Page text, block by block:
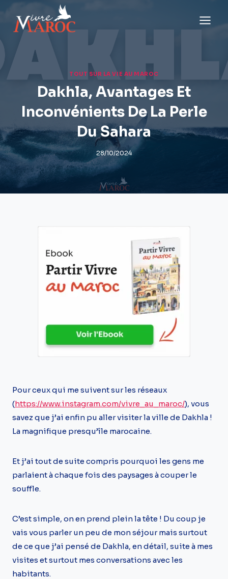
contenu
TOUT SUR LA VIE AU MAROC
Dakhla, Avantages Et
Inconvénients De La Perle
Du Sahara
28/10/2024
Pour ceux qui me suivent sur les réseaux
(https://www.instagram.com/vivre_au_maroc/), vous
savez que j’ai enfin pu aller visiter la ville de Dakhla !
La magnifique presqu’île marocaine.
Et j’ai tout de suite compris pourquoi les gens me
parlaient à chaque fois des paysages à couper le
souffle.
C’est simple, on en prend plein la tête ! Du coup je
vais vous parler un peu de mon séjour mais surtout
de ce que j’ai pensé de Dakhla, en détail, suite à mes
visites et surtout mes conversations avec les
habitants.